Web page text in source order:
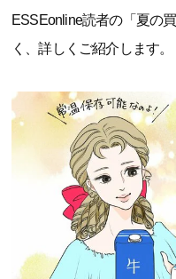
ESSEonline読者の「夏の
く、詳しくご紹介します。